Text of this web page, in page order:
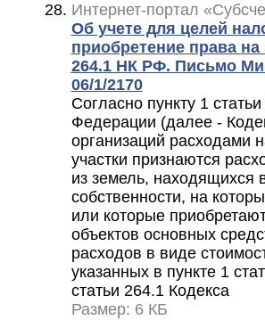
Интернет-портал
Об учете для целей
приобретение права
264.1 НК РФ. Письмо
06/1/2170
Согласно пункту 1
Федерации (далее -
организаций расходами
участки признаются
из земель, находящихся
собственности, на
или которые
объектов основных
расходов в виде
указанных в пункте 1
статьи 264.1 Кодекса
Размер: 6 КБ